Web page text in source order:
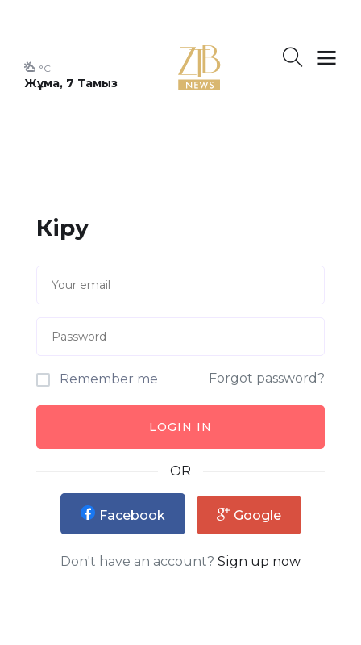
Жұма, 7 Тамыз
°C
Кіру
Remember me Forgot password?
LOGIN IN
OR
Facebook Google
Don't have an account? Sign up now